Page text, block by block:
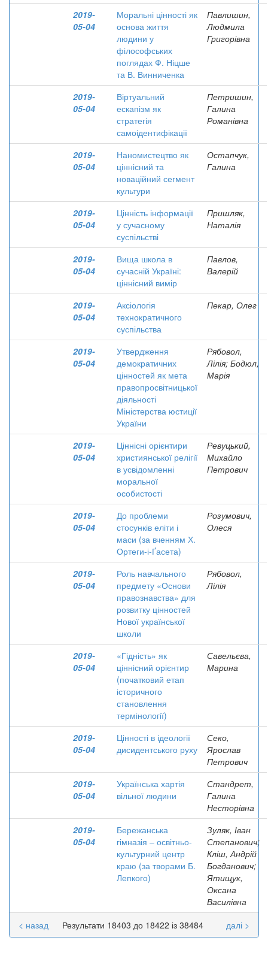
2019-
05-04
Моральні цінності як
основа життя
людини у
філософських
поглядах Ф. Ніцше
та В. Винниченка
Павлишин,
Людмила
Григорівна
2019-
05-04
Віртуальний
ескапізм як
стратегія
самоідентифікації
Петришин,
Галина
Романівна
2019-
05-04
Наномистецтво як
ціннісний та
новаційний сегмент
культури
Остапчук,
Галина
2019-
05-04
Цінність інформації
у сучасному
суспільстві
Пришляк,
Наталія
2019-
05-04
Вища школа в
сучасній Україні:
ціннісний вимір
Павлов,
Валерій
2019-
05-04
Аксіологія
технократичного
суспільства
Пекар, Олег
2019-
05-04
Утвердження
демократичних
цінностей як мета
правопросвітницької
діяльності
Міністерства юстиції
України
Рябовол,
Лілія; Бодюл,
Марія
2019-
05-04
Ціннісні орієнтири
християнської релігії
в усвідомленні
моральної
особистості
Ревуцький,
Михайло
Петрович
2019-
05-04
До проблеми
стосунків еліти і
маси (за вченням Х.
Ортеги-і-Ґасета)
Розумович,
Олеся
2019-
05-04
Роль навчального
предмету «Основи
правознавства» для
розвитку цінностей
Нової української
школи
Рябовол,
Лілія
2019-
05-04
«Гідність» як
ціннісний орієнтир
(початковий етап
історичного
становлення
термінології)
Савельєва,
Марина
2019-
05-04
Цінності в ідеології
дисидентського руху
Секо,
Ярослав
Петрович
2019-
05-04
Українська хартія
вільної людини
Стандрет,
Галина
Несторівна
2019-
05-04
Бережанська
гімназія – освітньо-
культурний центр
краю (за творами Б.
Лепкого)
Зуляк, Іван
Степанович;
Кліш, Андрій
Богданович;
Ятищук,
Оксана
Василівна
Результати 18403 до 18422 із 38484
< назад далі >